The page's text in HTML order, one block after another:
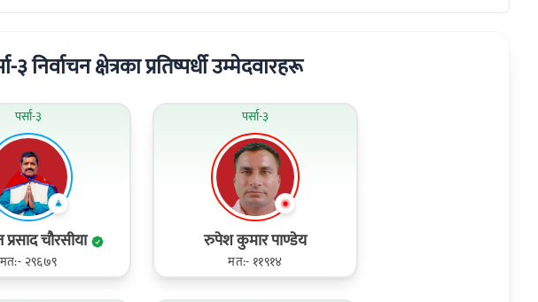
३ निर्वाचन क्षेत्रका प्रतिष्पर्धी उम्मेदवारहरू
पर्सा-३
प्रसाद चौरसीया
मत:- २९६७९
पर्सा-३
रुपेश कुमार पाण्डेय
मत:- ११९१४